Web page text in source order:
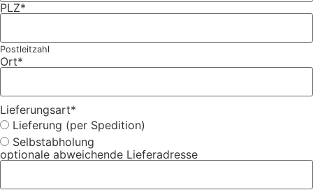
PLZ*
Postleitzahl
Ort*
Lieferungsart*
Lieferung (per Spedition)
Selbstabholung
optionale abweichende Lieferadresse